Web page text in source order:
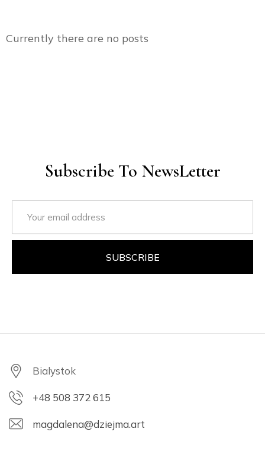
Currently there are no posts
Subscribe To NewsLetter
Bialystok
+48 508 372 615
magdalena@dziejma.art